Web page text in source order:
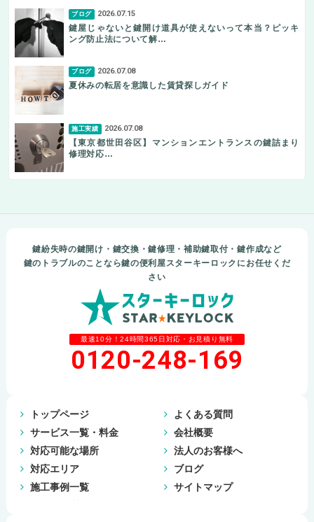
ブログ 2026.07.15
鍵屋じゃないと鍵開け道具が使えないって本当？ピッキ
ング防止法について解…
ブログ 2026.07.08
夏休みの転居を意識した賃貸探しガイド
施工実績 2026.07.08
【東京都世田谷区】マンションエントランスの鍵詰まり
修理対応…
鍵紛失時の鍵開け・鍵交換・鍵修理・補助鍵取付・鍵作成など
鍵のトラブルのことなら鍵の便利屋スターキーロックにお任せくだ
さい
最速10分！24時間365日対応・お見積り無料
0120-248-169
トップページ
サービス一覧・料金
対応可能な場所
対応エリア
施工事例一覧
よくある質問
会社概要
法人のお客様へ
ブログ
サイトマップ